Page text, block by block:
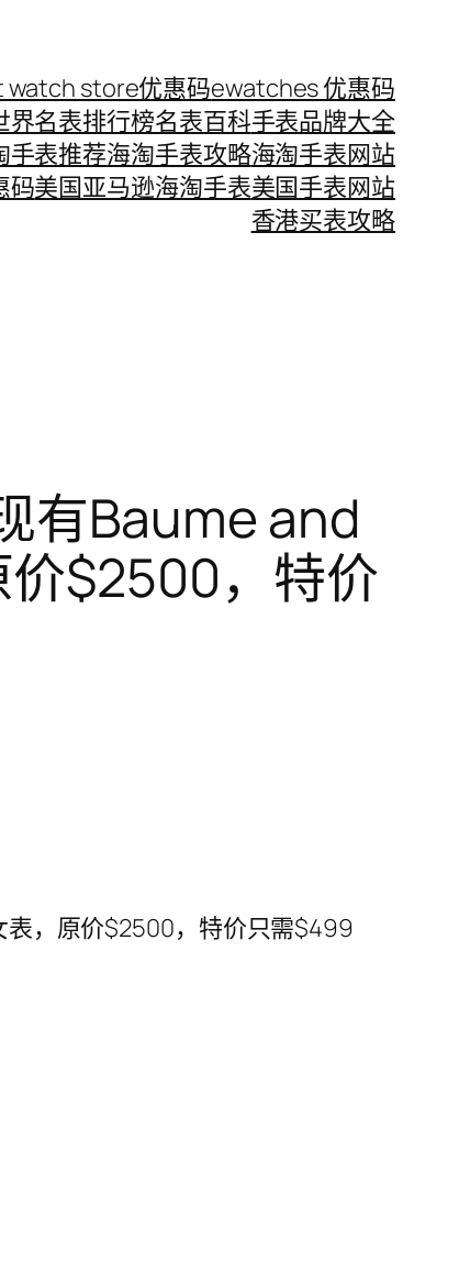
store优惠码ewatches 优惠码
界名表排行榜名表百科手表品牌大全
手表推荐海淘手表攻略海淘手表网站
码美国亚马逊海淘手表美国手表网站
香港买表攻略
有Baume and
$2500，特价
表，原价$2500，特价只需$499